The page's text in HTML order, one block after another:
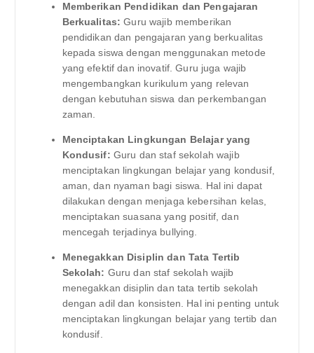
Memberikan Pendidikan dan Pengajaran
Berkualitas: Guru wajib memberikan
pendidikan dan pengajaran yang berkualitas
kepada siswa dengan menggunakan metode
yang efektif dan inovatif. Guru juga wajib
mengembangkan kurikulum yang relevan
dengan kebutuhan siswa dan perkembangan
zaman.
Menciptakan Lingkungan Belajar yang
Kondusif: Guru dan staf sekolah wajib
menciptakan lingkungan belajar yang kondusif,
aman, dan nyaman bagi siswa. Hal ini dapat
dilakukan dengan menjaga kebersihan kelas,
menciptakan suasana yang positif, dan
mencegah terjadinya bullying.
Menegakkan Disiplin dan Tata Tertib
Sekolah: Guru dan staf sekolah wajib
menegakkan disiplin dan tata tertib sekolah
dengan adil dan konsisten. Hal ini penting untuk
menciptakan lingkungan belajar yang tertib dan
kondusif.